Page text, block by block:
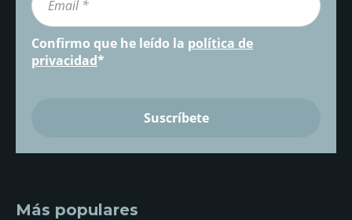
Confirmo que he leído la política de
privacidad*
Más populares